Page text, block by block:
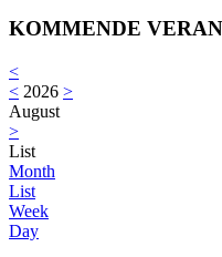
KOMMENDE
<
< 2026 >
August
>
List
Month
List
Week
Day